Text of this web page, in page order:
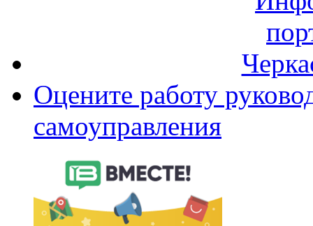
Оцените работу
самоуправления